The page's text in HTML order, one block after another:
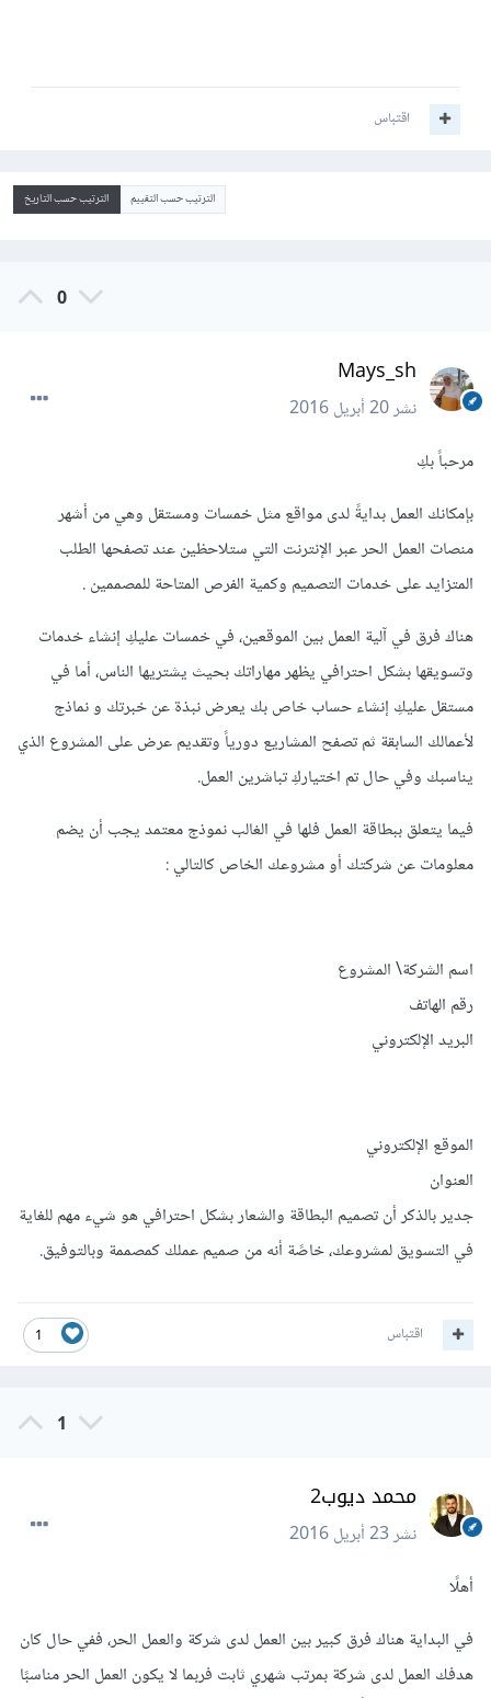
اقتباس
الترتيب حسب التقييم الترتيب حسب التاريخ
0
Mays_sh
نشر20 أبريل 2016
مرحباً بكِ
بإمكانك العمل بدايةً لدى مواقع مثل خمسات ومستقل وهي من أشهر
منصات العمل الحر عبر الإنترنت التي ستلاحظين عند تصفحها الطلب
المتزايد على خدمات التصميم وكمية الفرص المتاحة للمصممين .
هناك فرق في آلية العمل بين الموقعين، في خمسات عليكِ إنشاء خدمات
وتسويقها بشكل احترافي يظهر مهاراتك بحيث يشتريها الناس، أما في
مستقل عليكِ إنشاء حساب خاص بك يعرض نبذة عن خبرتك و نماذج
لأعمالك السابقة ثم تصفح المشاريع دورياً وتقديم عرض على المشروع الذي
يناسبك وفي حال تم اختياركِ تباشرين العمل.
فيما يتعلق ببطاقة العمل فلها في الغالب نموذج معتمد يجب أن يضم
معلومات عن شركتك أو مشروعك الخاص كالتالي :
اسم الشركة\ المشروع
رقم الهاتف
البريد الإلكتروني
الموقع الإلكتروني
العنوان
جدير بالذكر أن تصميم البطاقة والشعار بشكل احترافي هو شيء مهم للغاية
في التسويق لمشروعك، خاصًة أنه من صميم عملك كمصممة وبالتوفيق.
1 اقتباس
1
محمد ديوب2
نشر23 أبريل 2016
أهلًا
في البداية هناك فرق كبير بين العمل لدى شركة والعمل الحر، ففي حال كان
هدفك العمل لدى شركة بمرتب شهري ثابت فربما لا يكون العمل الحر مناسبًا